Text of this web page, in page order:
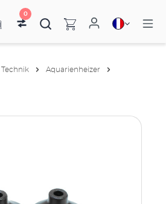
0
Technik
Aquarienheizer